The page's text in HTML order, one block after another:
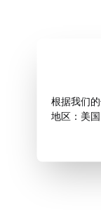
根据我们
地区：美